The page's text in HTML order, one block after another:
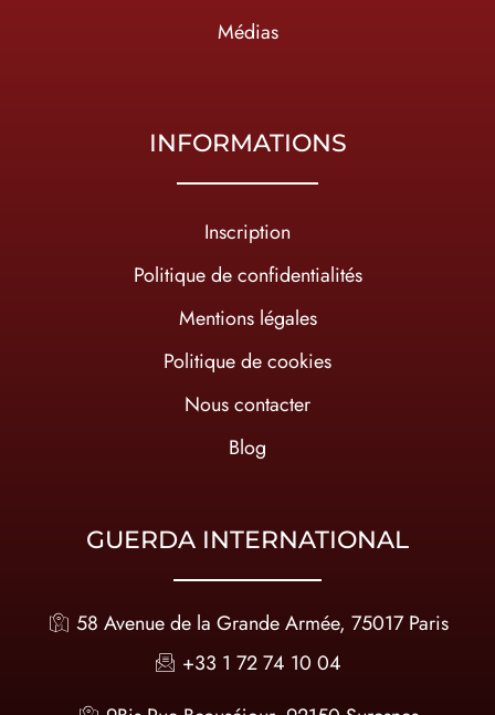
Médias
INFORMATIONS
Inscription
Politique de confidentialités
Mentions légales
Politique de cookies
Nous contacter
Blog
GUERDA INTERNATIONAL
58 Avenue de la Grande Armée, 75017 Paris
+33 1 72 74 10 04